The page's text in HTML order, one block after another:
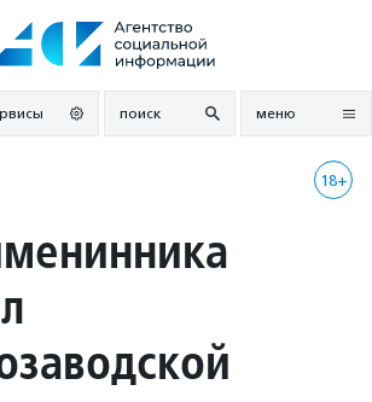
поиск меню
18+